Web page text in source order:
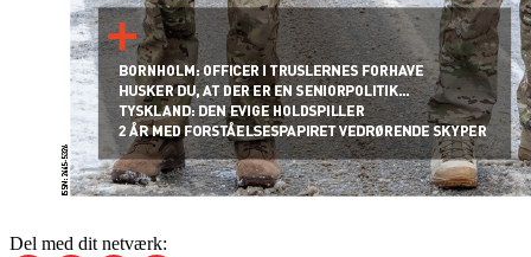
Del med dit netværk: